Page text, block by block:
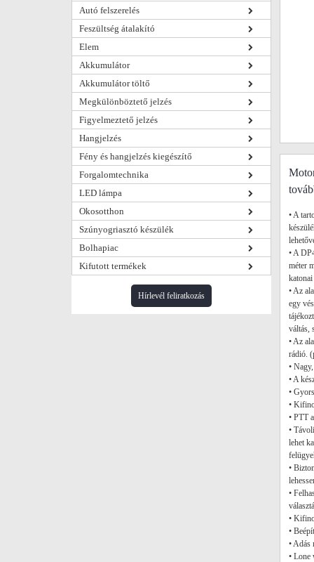
Autó felszerelés
Feszültség átalakító
Elem
Akkumulátor
Akkumulátor töltő
Megkülönböztető jelzés
Figyelmeztető jelzés
Hangjelzés
Fény és hangjelzés kiegészítő
Forgalomtechnika
LED lámpa
Okosotthon
Szúnyogriasztó készülék
Bolhapiac
Kifutott termékek
Hírlevél feliratkozás
• A
• A
méter
• Az
egy
váltás,
• Az
rádió.
•
• A
•
•
• PTT
•
lehet
•
•
•
•
• Adás
• Lone